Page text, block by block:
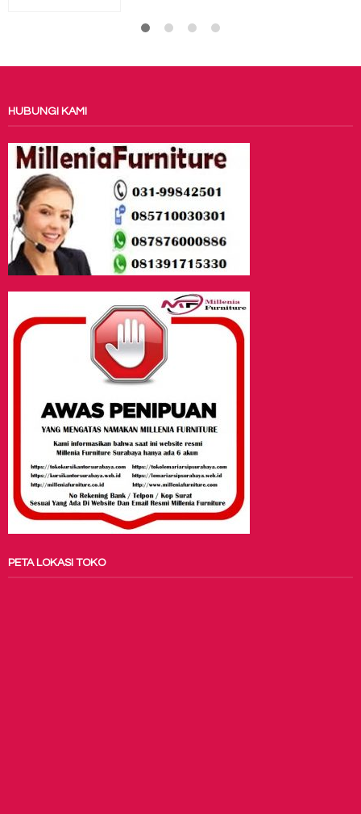
HUBUNGI KAMI
PETA LOKASI TOKO